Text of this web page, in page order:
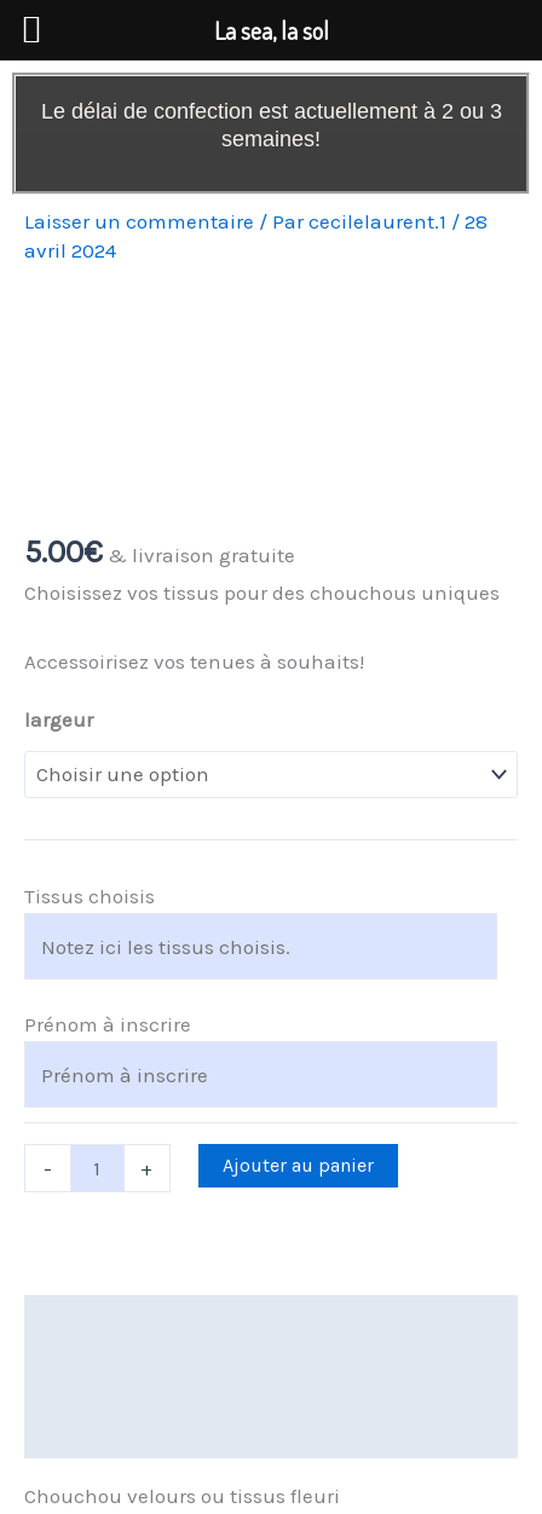
Aller
au
contenu
Le délai de confection est actuellement à 2 ou 3
semaines!
Laisser un commentaire / Parcecilelaurent.1 / 28
avril 2024
5.00€ & livraison gratuite
Choisissez vos tissus pour des chouchous uniques
Accessoirisez vos tenues à souhaits!
largeur
Tissus choisis
Prénom à inscrire
- + Ajouter au panier
Chouchou velours ou tissus fleuri
La sea, la sol